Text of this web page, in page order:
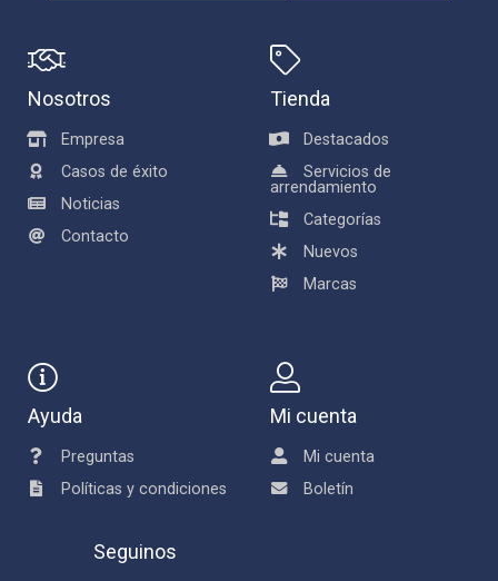
Nosotros
Empresa
Casos de éxito
Noticias
Contacto
Tienda
Destacados
Servicios de
arrendamiento
Categorías
Nuevos
Marcas
Ayuda
Preguntas
Políticas y condiciones
Mi cuenta
Mi cuenta
Boletín
Seguinos